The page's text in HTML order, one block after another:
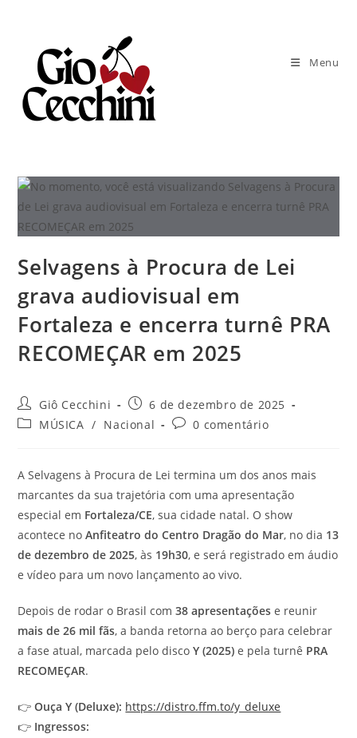
conteúdo
Menu
Selvagens à Procura de Lei
grava audiovisual em
Fortaleza e encerra turnê PRA
RECOMEÇAR em 2025
Autor
do
post:
Giô Cecchini
Post
publicado:
6 de dezembro de 2025
Categoria
MÚSICA / Nacional
Comentários
0 comentário
A Selvagens à Procura de Lei termina um dos anos mais
marcantes da sua trajetória com uma apresentação
especial em Fortaleza/CE, sua cidade natal. O show
acontece noAnfiteatro do Centro Dragão do Mar, no dia 13
de dezembro de 2025, às 19h30, e será registrado em áudio
e vídeo para um novo lançamento ao vivo.
Depois de rodar o Brasil com38 apresentações e reunir
mais de 26 mil fãs, a banda retorna ao berço para celebrar
a fase atual, marcada pelo discoY (2025) e pela turnê PRA
RECOMEÇAR.
👉Ouça Y (Deluxe): https://distro.ffm.to/y_deluxe
👉 Ingressos: